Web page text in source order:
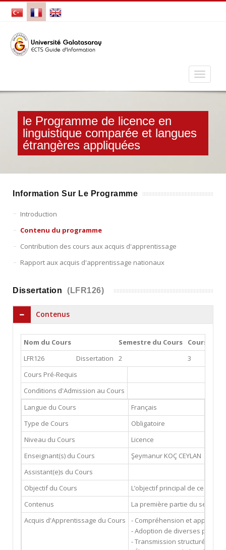
le Programme de licence en
linguistique comparée et langues
étrangères appliquées
Information Sur Le Programme
Introduction
Contenu du programme
Contribution des cours aux acquis d'apprentissage
Rapport aux acquis d'apprentissage nationaux
Dissertation (LFR126)
Contenus
Nom du Cours Semestre du Cours
Cours
LFR126
Dissertation 2
3
Cours Pré-Requis
Conditions d'Admission au Cours
Langue du Cours
Français
Type de Cours
Obligatoire
Niveau du Cours
Licence
Enseignant(s) du Cours
Şeymanur KOÇ CEYLAN
Assistant(e)s du Cours
Objectif du Cours
L’objectif principal de ce
Contenus
La première partie du
Acquis d'Apprentissage du Cours
- Compréhension et
- Adoption de diverses
- Transmission structurée de